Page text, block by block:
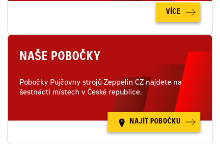
VÍCE
NAŠE POBOČKY
Pobočky Pujčovny strojů Zeppelin CZ najdete na
šestnácti místech v České republice.
NAJÍT POBOČKU